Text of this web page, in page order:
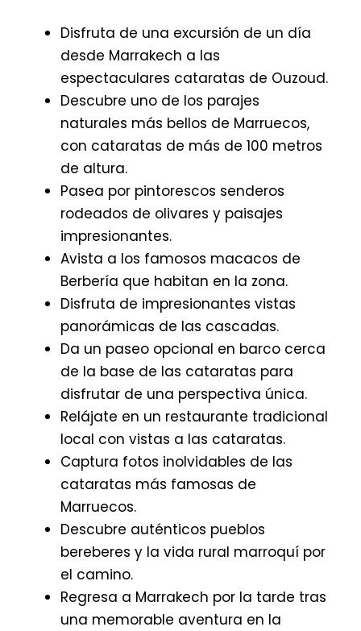
Disfruta de una excursión de un día
desde Marrakech a las
espectaculares cataratas de Ouzoud.
Descubre uno de los parajes
naturales más bellos de Marruecos,
con cataratas de más de 100 metros
de altura.
Pasea por pintorescos senderos
rodeados de olivares y paisajes
impresionantes.
Avista a los famosos macacos de
Berbería que habitan en la zona.
Disfruta de impresionantes vistas
panorámicas de las cascadas.
Da un paseo opcional en barco cerca
de la base de las cataratas para
disfrutar de una perspectiva única.
Relájate en un restaurante tradicional
local con vistas a las cataratas.
Captura fotos inolvidables de las
cataratas más famosas de
Marruecos.
Descubre auténticos pueblos
bereberes y la vida rural marroquí por
el camino.
Regresa a Marrakech por la tarde tras
una memorable aventura en la